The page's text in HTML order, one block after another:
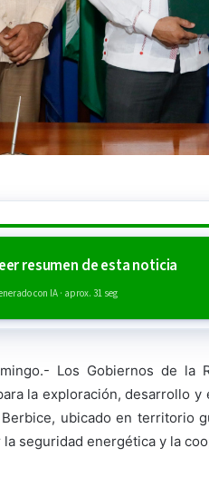
resumen de esta noticia
con IA · aprox. 31 seg
Los Gobiernos de la
la exploración, desarrollo
ubicado en territorio
seguridad energética y la